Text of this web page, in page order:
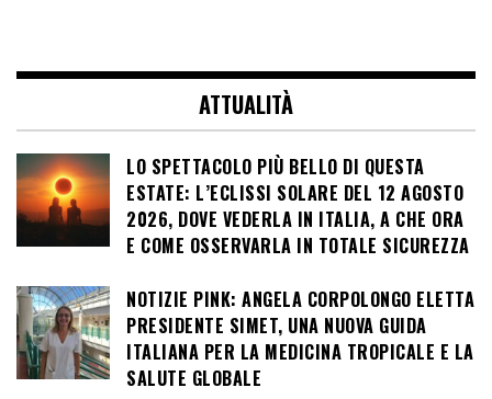
ATTUALITÀ
LO SPETTACOLO PIÙ BELLO DI QUESTA
ESTATE: L’ECLISSI SOLARE DEL 12 AGOSTO
2026, DOVE VEDERLA IN ITALIA, A CHE ORA
E COME OSSERVARLA IN TOTALE SICUREZZA
NOTIZIE PINK: ANGELA CORPOLONGO ELETTA
PRESIDENTE SIMET, UNA NUOVA GUIDA
ITALIANA PER LA MEDICINA TROPICALE E LA
SALUTE GLOBALE